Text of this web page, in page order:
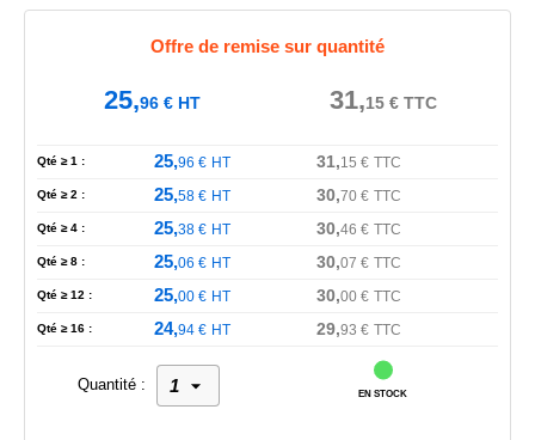
Offre de remise sur quantité
25,96€HT 31,15€TTC
Qté ≥ 1 : 25,96 € HT 31,15 € TTC
Qté ≥ 2 : 25,58€ HT 30,70€ TTC
Qté ≥ 4 : 25,38€ HT 30,46 € TTC
Qté ≥ 8 : 25,06 € HT 30,07 € TTC
Qté ≥ 12 : 25,00€ HT 30,00€ TTC
Qté ≥ 16 : 24,94€ HT 29,93 € TTC
Quantité :
EN STOCK